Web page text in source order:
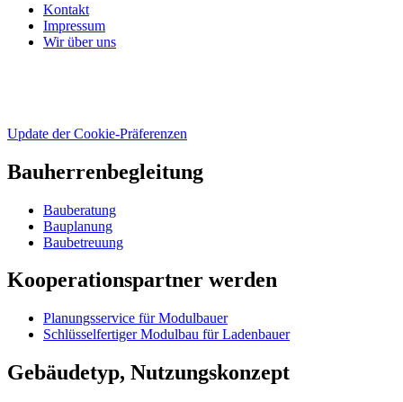
Kontakt
Impressum
Wir über uns
Update der Cookie-Präferenzen
Bauherrenbegleitung
Bauberatung
Bauplanung
Baubetreuung
Kooperationspartner werden
Planungsservice für Modulbauer
Schlüsselfertiger Modulbau für Ladenbauer
Gebäudetyp, Nutzungskonzept